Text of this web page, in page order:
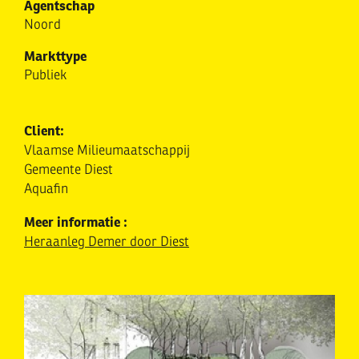
Agentschap
Noord
Markttype
Publiek
Client:
Vlaamse Milieumaatschappij
Gemeente Diest
Aquafin
Meer informatie :
Heraanleg Demer door Diest